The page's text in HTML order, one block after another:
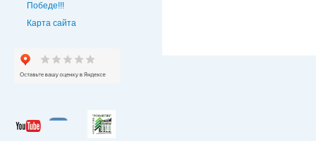
Победе!!!
Карта сайта